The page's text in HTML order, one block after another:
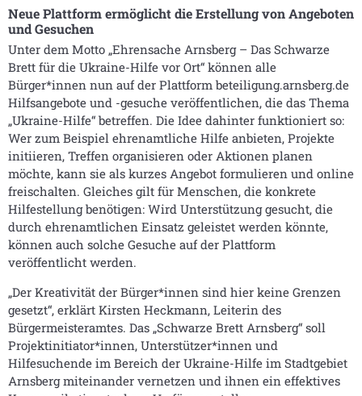
Neue Plattform ermöglicht die Erstellung von Angeboten
und Gesuchen
Unter dem Motto „Ehrensache Arnsberg – Das Schwarze
Brett für die Ukraine-Hilfe vor Ort“ können alle
Bürger*innen nun auf der Plattform beteiligung.arnsberg.de
Hilfsangebote und -gesuche veröffentlichen, die das Thema
„Ukraine-Hilfe“ betreffen. Die Idee dahinter funktioniert so:
Wer zum Beispiel ehrenamtliche Hilfe anbieten, Projekte
initiieren, Treffen organisieren oder Aktionen planen
möchte, kann sie als kurzes Angebot formulieren und online
freischalten. Gleiches gilt für Menschen, die konkrete
Hilfestellung benötigen: Wird Unterstützung gesucht, die
durch ehrenamtlichen Einsatz geleistet werden könnte,
können auch solche Gesuche auf der Plattform
veröffentlicht werden.
„Der Kreativität der Bürger*innen sind hier keine Grenzen
gesetzt“, erklärt Kirsten Heckmann, Leiterin des
Bürgermeisteramtes. Das „Schwarze Brett Arnsberg“ soll
Projektinitiator*innen, Unterstützer*innen und
Hilfesuchende im Bereich der Ukraine-Hilfe im Stadtgebiet
Arnsberg miteinander vernetzen und ihnen ein effektives